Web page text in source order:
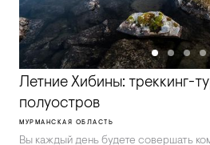
Летние Хибины: треккинг-
полуостров
МУРМАНСКАЯ ОБЛАСТЬ
Вы каждый день будете совершать